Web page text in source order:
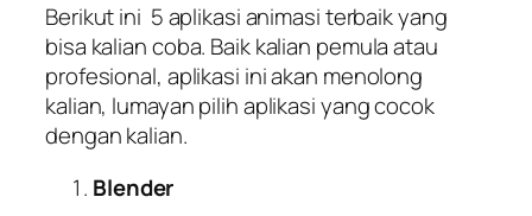
Berikut ini 5 aplikasi animasi terbaik yang
bisa kalian coba. Baik kalian pemula atau
profesional, aplikasi ini akan menolong
kalian, lumayan pilih aplikasi yang cocok
dengan kalian.
Blender